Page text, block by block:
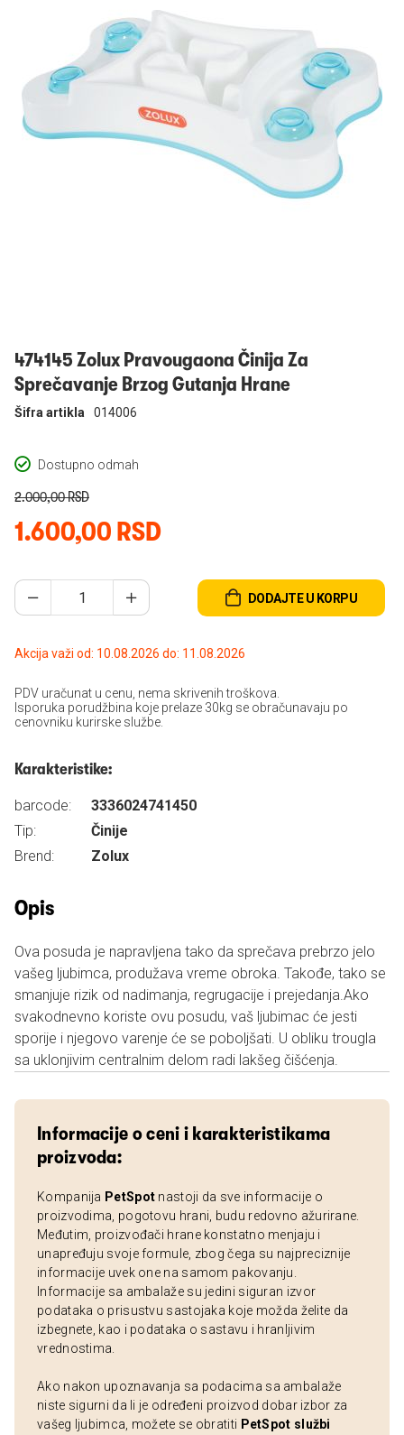
474145 Zolux Pravougaona Činija Za
Sprečavanje Brzog Gutanja Hrane
Dostupno odmah
Šifra artikla 014006
1.600,00 RSD
2.000,00 RSD
DODAJTE U KORPU
Akcija važi od: 10.08.2026 do: 11.08.2026
PDV uračunat u cenu, nema skrivenih troškova.
Isporuka porudžbina koje prelaze 30kg se obračunavaju po
cenovniku kurirske službe.
Karakteristike:
barcode:
3336024741450
Tip:
Činije
Brend:
Zolux
Opis
Ova posuda je napravljena tako da sprečava prebrzo jelo
vašeg ljubimca, produžava vreme obroka. Takođe, tako se
smanjuje rizik od nadimanja, regrugacije i prejedanja.Ako
svakodnevno koriste ovu posudu, vaš ljubimac će jesti
sporije i njegovo varenje će se poboljšati. U obliku trougla
sa uklonjivim centralnim delom radi lakšeg čišćenja.
Informacije o ceni i karakteristikama
proizvoda:
Kompanija PetSpot nastoji da sve informacije o
proizvodima, pogotovu hrani, budu redovno ažurirane.
Međutim, proizvođači hrane konstatno menjaju i
unapređuju svoje formule, zbog čega su najpreciznije
informacije uvek one na samom pakovanju.
Informacije sa ambalaže su jedini siguran izvor
podataka o prisustvu sastojaka koje možda želite da
izbegnete, kao i podataka o sastavu i hranljivim
vrednostima.
Ako nakon upoznavanja sa podacima sa ambalaže
niste sigurni da li je određeni proizvod dobar izbor za
vašeg ljubimca, možete se obratiti PetSpot službi